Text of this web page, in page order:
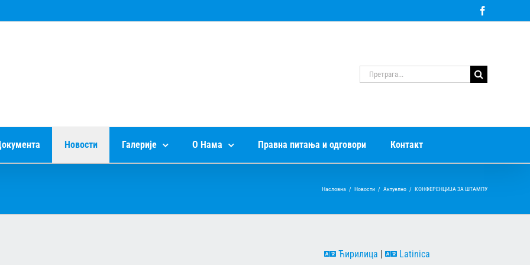
Претрага
за:
Новости Галерије О Нама Правна питања и одговори Контакт
Насловна / Новости / Актуелно / КОНФЕРЕНЦИЈА ЗА ШТАМПУ
Ћирилица Latinica